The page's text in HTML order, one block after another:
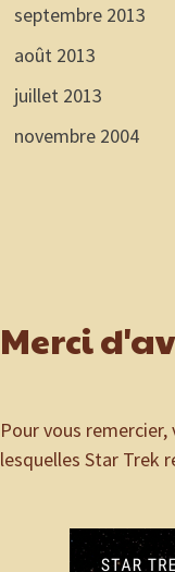
septembre 2013
août 2013
juillet 2013
novembre 2004
Merci
Pour vous
lesquelles Star Trek